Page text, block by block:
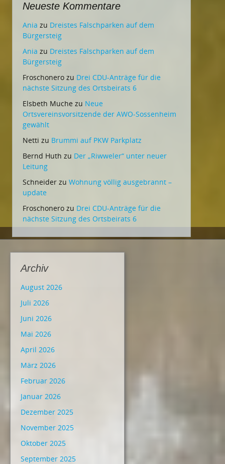
Neueste Kommentare
Ania zu Dreistes Falschparken auf dem
Bürgersteig
Ania zu Dreistes Falschparken auf dem
Bürgersteig
Froschonero zu Drei CDU-Anträge für die
nächste Sitzung des Ortsbeirats 6
Elsbeth Muche zu Neue
Ortsvereinsvorsitzende der AWO-Sossenheim
gewählt
Netti zu Brummi auf PKW Parkplatz
Bernd Huth zu Der „Riwweler“ unter neuer
Leitung
Schneider zu Wohnung völlig ausgebrannt –
update
Froschonero zu Drei CDU-Anträge für die
nächste Sitzung des Ortsbeirats 6
Archiv
August 2026
Juli 2026
Juni 2026
Mai 2026
April 2026
März 2026
Februar 2026
Januar 2026
Dezember 2025
November 2025
Oktober 2025
September 2025